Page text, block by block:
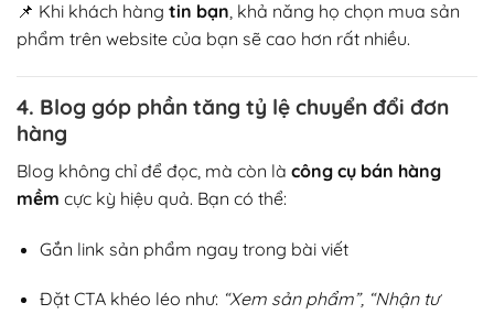
📌 Khi khách hàng tin bạn, khả năng họ chọn mua sản
phẩm trên website của bạn sẽ cao hơn rất nhiều.
4. Blog góp phần tăng tỷ lệ chuyển đổi đơn
hàng
Blog không chỉ để đọc, mà còn là công cụ bán hàng
mềm cực kỳ hiệu quả. Bạn có thể:
Gắn link sản phẩm ngay trong bài viết
Đặt CTA khéo léo như: “Xem sản phẩm”, “Nhận tư